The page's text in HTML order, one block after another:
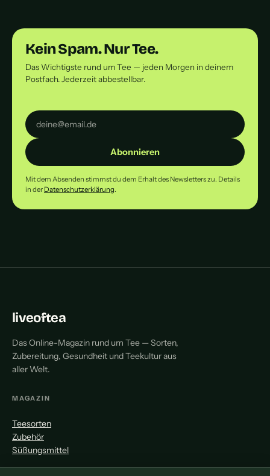
Kein Spam. Nur Tee.
Das Wichtigste rund um Tee — jeden Morgen in deinem
Postfach. Jederzeit abbestellbar.
Abonnieren
Mit dem Absenden stimmst du dem Erhalt des Newsletters zu. Details
in der Datenschutzerklärung.
liveoftea
Das Online-Magazin rund um Tee — Sorten,
Zubereitung, Gesundheit und Teekultur aus
aller Welt.
MAGAZIN
Teesorten
Zubehör
Süßungsmittel